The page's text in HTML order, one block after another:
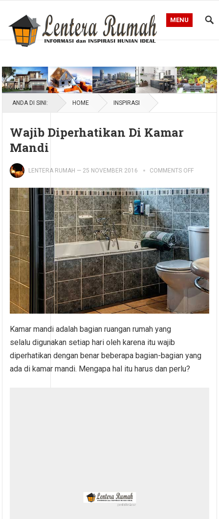
MENU
ANDA DI SINI: HOME INSPIRASI
Wajib Diperhatikan Di Kamar
Mandi
LENTERA RUMAH — 25 NOVEMBER 2016 COMMENTS OFF
Kamar mandi adalah bagian ruangan rumah yang
selalu digunakan setiap hari oleh karena itu wajib
diperhatikan dengan benar beberapa bagian-bagian yang
ada di kamar mandi. Mengapa hal itu harus dan perlu?